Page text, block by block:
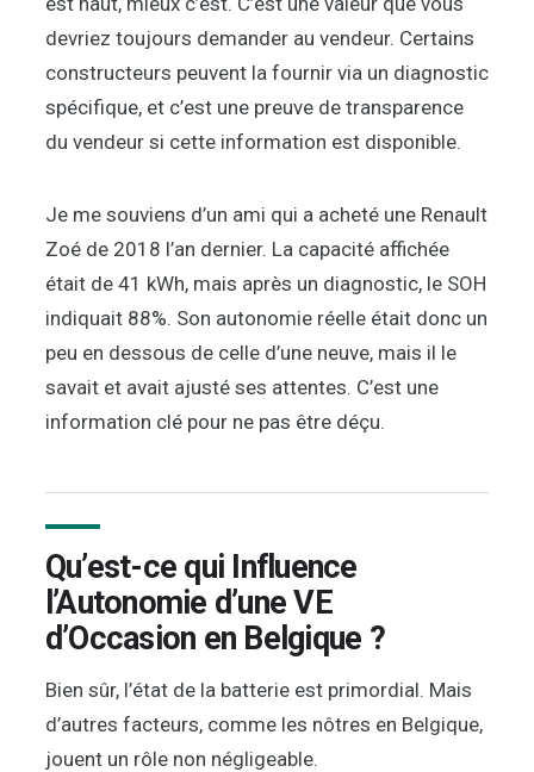
devriez toujours demander au vendeur. Certains
constructeurs peuvent la fournir via un diagnostic
spécifique, et c’est une preuve de transparence
du vendeur si cette information est disponible.
Je me souviens d’un ami qui a acheté une Renault
Zoé de 2018 l’an dernier. La capacité affichée
était de 41 kWh, mais après un diagnostic, le SOH
indiquait 88%. Son autonomie réelle était donc un
peu en dessous de celle d’une neuve, mais il le
savait et avait ajusté ses attentes. C’est une
information clé pour ne pas être déçu.
Qu’est-ce qui Influence
l’Autonomie d’une VE
d’Occasion en Belgique ?
Bien sûr, l’état de la batterie est primordial. Mais
d’autres facteurs, comme les nôtres en Belgique,
jouent un rôle non négligeable.